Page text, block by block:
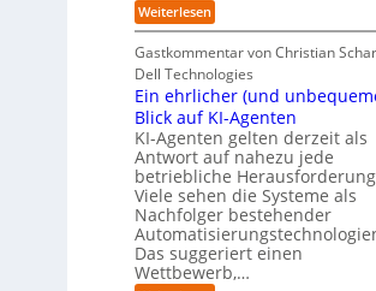
-
H
e
r
s
t
e
l
l
e
r
n
o
j
e
k
t
e
i
n
d
e
r
I
n
d
u
s
t
e
r
r
s
i
k
o
,
w
a
c
h
s
e
n
d
e
n
f
ü
r
I
n
d
u
s
t
r
i
e
r
o
b
Weiterlesen:
E
n
3
D
-
Z
w
i
l
l
i
n
g
f
ü
Gastkommentar von Christian
Dell Technologies
Ein ehrlicher (und
Blick auf KI-Agenten
KI-Agenten gelten derzeit als
Antwort auf nahezu jede
betriebliche
Viele sehen die Systeme als
Nachfolger bestehender
Das suggeriert einen
Wettbewerb,…